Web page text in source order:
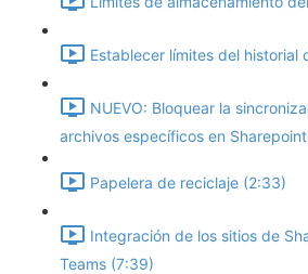
Establecer límites del historial
NUEVO: Bloquear la
archivos específicos en
Papelera de reciclaje (2:33)
Integración de los sitios de
Teams (7:39)